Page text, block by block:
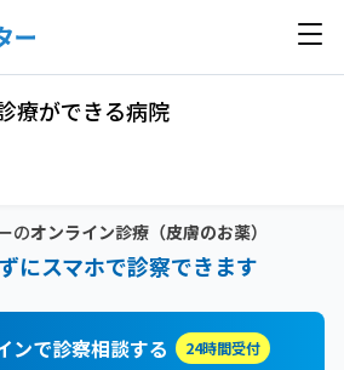
療ができる病院
のオンライン診療（皮膚のお薬）
にスマホで診察できます
ンで診察相談する 24時間受付